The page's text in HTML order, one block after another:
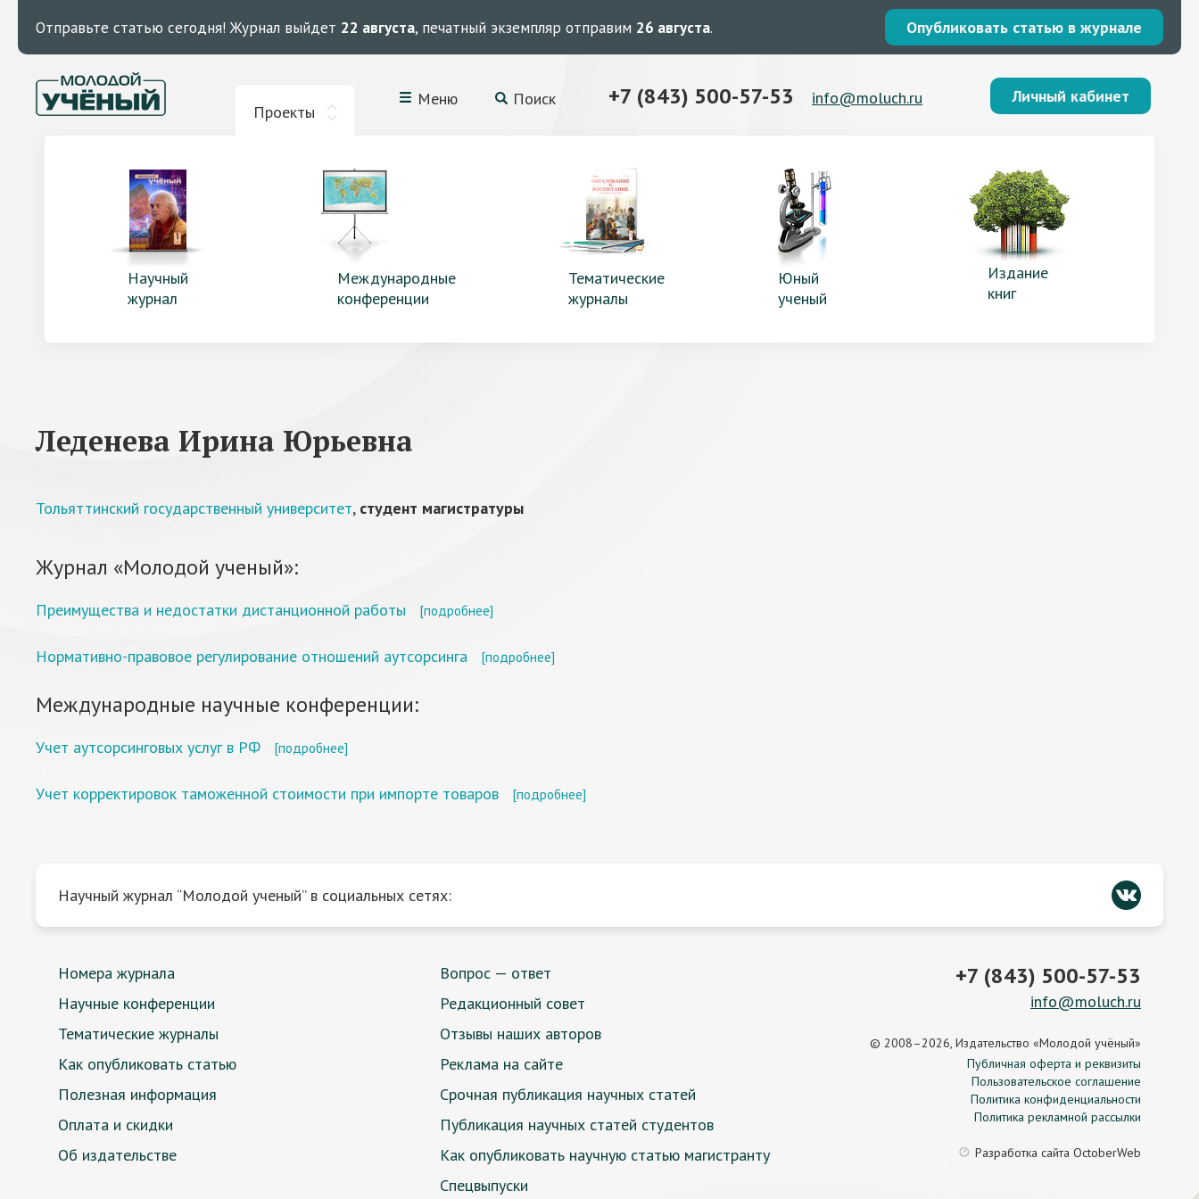
Отправьте статью сегодня! Журнал выйдет 22 августа, печатный экземпляр отправим 26 августа. Опубликовать статью в журнале
Проекты
Меню Поиск +7 (843) 500-57-53 info@moluch.ru Личный кабинет
Научный
журнал
Международные
конференции
Тематические
журналы
Юный
ученый
Издание
книг
Леденева Ирина Юрьевна
Тольяттинский государственный университет, студент магистратуры
Журнал «Молодой ученый»:
Преимущества и недостатки дистанционной работы [подробнее]
Нормативно-правовое регулирование отношений аутсорсинга [подробнее]
Международные научные конференции:
Учет аутсорсинговых услуг в РФ [подробнее]
Учет корректировок таможенной стоимости при импорте товаров [подробнее]
Научный журнал “Молодой ученый” в социальных сетях:
Номера журнала
Научные конференции
Тематические журналы
Как опубликовать статью
Полезная информация
Оплата и скидки
Об издательстве
Вопрос — ответ
Редакционный совет
Отзывы наших авторов
Реклама на сайте
Срочная публикация научных статей
Публикация научных статей студентов
Как опубликовать научную статью магистранту
Спецвыпуски
+7 (843) 500-57-53
info@moluch.ru
© 2008–2026, Издательство «Молодой учёный»
Публичная оферта и реквизиты
Пользовательское соглашение
Политика конфиденциальности
Политика рекламной рассылки
Разработка сайта OctoberWeb